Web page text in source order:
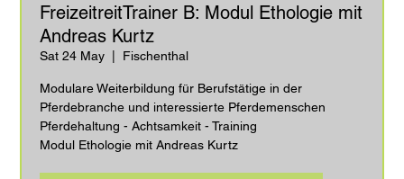
FreizeitreitTrainer B: Modul Ethologie mit
Andreas Kurtz
Sat 24 May
  |
Fischenthal
Modulare Weiterbildung für Berufstätige in der
Pferdebranche und interessierte Pferdemenschen
Pferdehaltung - Achtsamkeit - Training
Modul Ethologie mit Andreas Kurtz